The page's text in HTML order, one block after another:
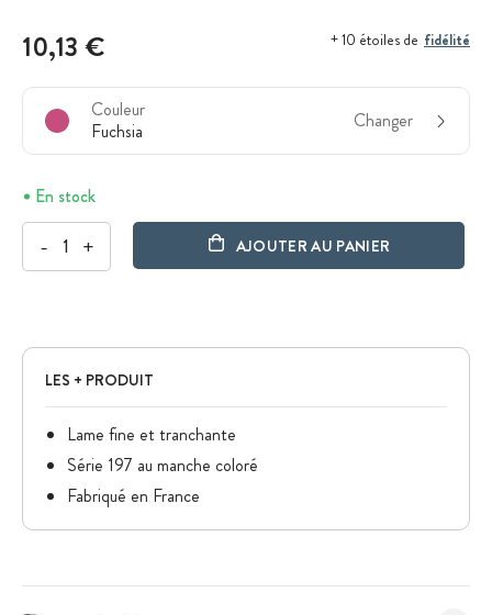
10,13 € + 10 étoiles de fidélité
Couleur
Fuchsia
Changer
En stock
- + AJOUTER AU PANIER
LES + PRODUIT
Lame fine et tranchante
Série 197 au manche coloré
Fabriqué en France